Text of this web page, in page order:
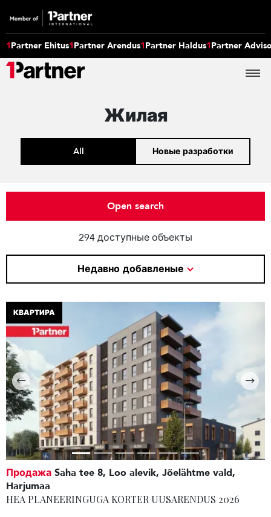
1Partner Ehitus1Partner Arendus1Partner Haldus1Partner
Жилая
All Новые разработки
Open search
294 доступные объекты
Недавно добавленые
КВАРТИРА
Продажа Saha tee 8, Loo alevik, Jõelähtme vald,
Harjumaa
HEA PLANEERINGUGA KORTER UUSARENDUS 2026